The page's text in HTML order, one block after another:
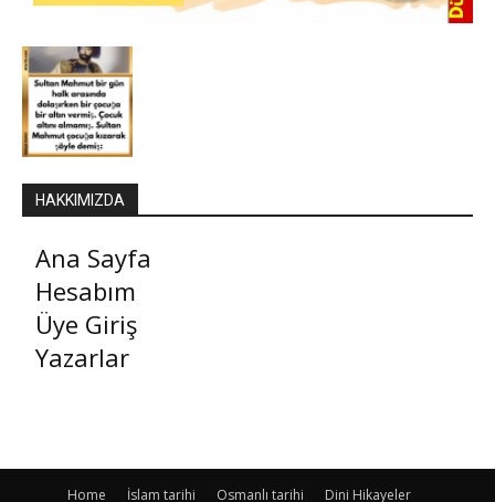
HAKKIMIZDA
Ana Sayfa
Hesabım
Üye Giriş
Yazarlar
Home İslam tarihi Osmanlı tarihi Dini Hikayeler